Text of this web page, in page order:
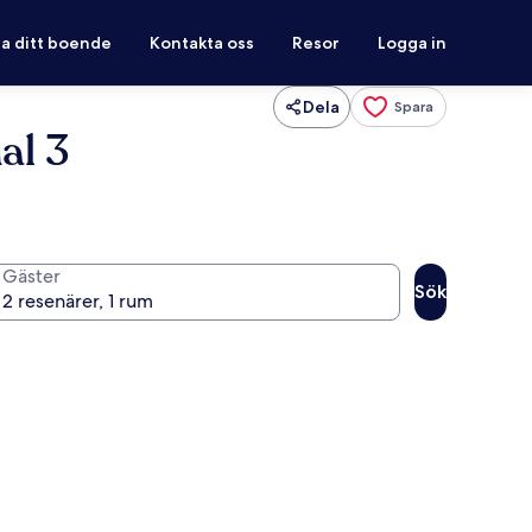
ditt boende Kontakta oss Resor Logga in
Dela Spara
3
Gäster
Sök